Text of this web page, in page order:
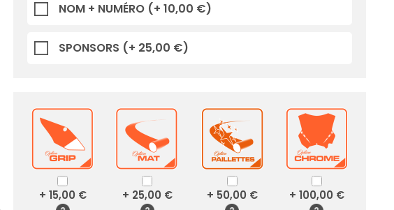
NOM + NUMÉRO (+ 10,00 €)
SPONSORS (+ 25,00 €)
+ 15,00 € + 25,00 € + 50,00 € + 100,00 €